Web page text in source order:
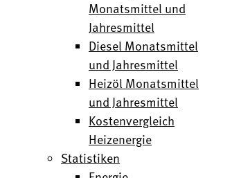
Monatsmittel und
Jahresmittel
Diesel Monatsmittel
und Jahresmittel
Heizöl Monatsmittel
und Jahresmittel
Kostenvergleich
Heizenergie
Statistiken